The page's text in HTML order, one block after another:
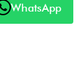
WhatsApp